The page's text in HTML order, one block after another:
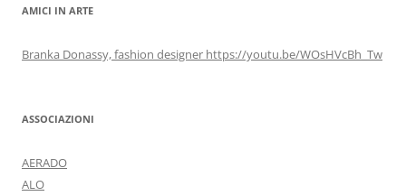
AMICI IN ARTE
Branka Donassy, fashion designer https://youtu.be/WOsHVcBh_Tw
ASSOCIAZIONI
AERADO
ALO